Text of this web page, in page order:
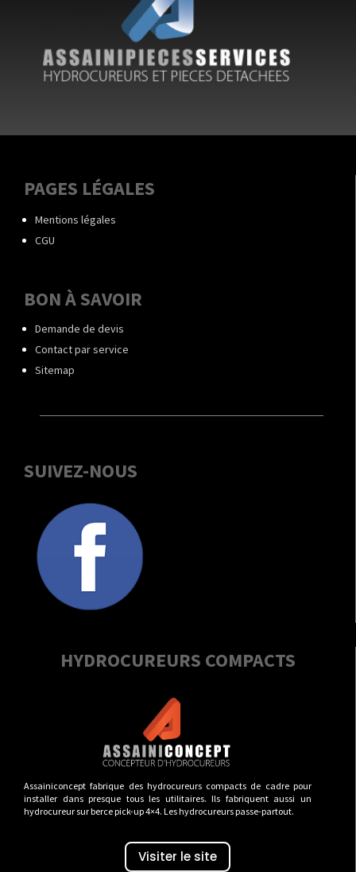
PAGES LÉGALES
Mentions légales
CGU
BON À SAVOIR
Demande de devis
Contact par service
Sitemap
SUIVEZ-NOUS
HYDROCUREURS COMPACTS
Assainiconcept fabrique des hydrocureurs compacts de cadre pour
installer dans presque tous les utilitaires. Ils fabriquent aussi un
hydrocureur sur berce pick-up 4×4. Les hydrocureurs passe-partout.
Visiter le site